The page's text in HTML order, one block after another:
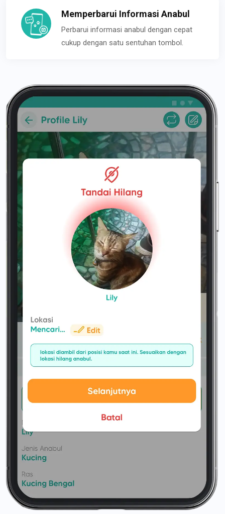
Memperbarui Informasi Anabul
Perbarui informasi anabul dengan cepat
cukup dengan satu sentuhan tombol.